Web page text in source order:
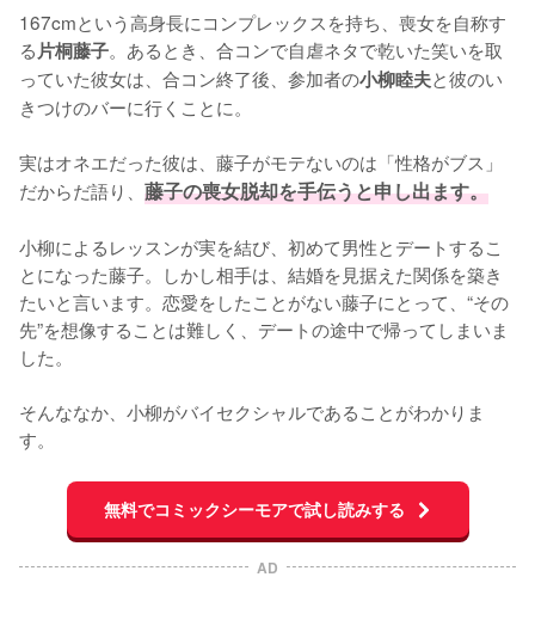
167cmという高身長にコンプレックスを持ち、喪女を自称す
る片桐藤子。あるとき、合コンで自虐ネタで乾いた笑いを取
っていた彼女は、合コン終了後、参加者の小柳睦夫と彼のい
きつけのバーに行くことに。
実はオネエだった彼は、藤子がモテないのは「性格がブス」
だからだ語り、 藤子の喪女脱却を手伝うと申し出ます。
小柳によるレッスンが実を結び、初めて男性とデートするこ
とになった藤子。しかし相手は、結婚を見据えた関係を築き
たいと言います。恋愛をしたことがない藤子にとって、“その
先”を想像することは難しく、デートの途中で帰ってしまいま
した。
そんななか、小柳がバイセクシャルであることがわかりま
す。
無料でコミックシーモアで試し読みする
AD